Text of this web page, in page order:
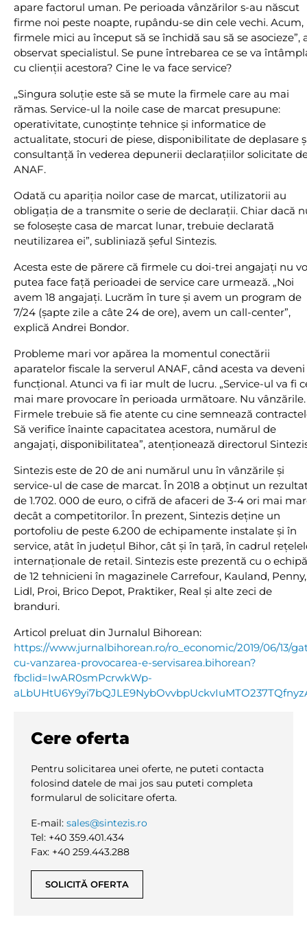
apare factorul uman. Pe perioada vânzărilor s-au născut
firme noi peste noapte, rupându-se din cele vechi. Acum,
firmele mici au început să se închidă sau să se asocieze”,
observat specialistul. Se pune întrebarea ce se va
cu clienţii acestora? Cine le va face service?
„Singura soluţie este să se mute la firmele care au mai
rămas. Service-ul la noile case de marcat presupune:
operativitate, cunoştinţe tehnice şi informatice de
actualitate, stocuri de piese, disponibilitate de deplasare
consultanţă în vederea depunerii declaraţiilor solicitate
ANAF.
Odată cu apariţia noilor case de marcat, utilizatorii au
obligaţia de a transmite o serie de declaraţii. Chiar dacă
se foloseşte casa de marcat lunar, trebuie declarată
neutilizarea ei”, subliniază şeful Sintezis.
Acesta este de părere că firmele cu doi-trei angajaţi nu
putea face faţă perioadei de service care urmează. „Noi
avem 18 angajaţi. Lucrăm în ture şi avem un program de
7/24 (şapte zile a câte 24 de ore), avem un call-center”,
explică Andrei Bondor.
Probleme mari vor apărea la momentul conectării
aparatelor fiscale la serverul ANAF, când acesta va deveni
funcţional. Atunci va fi iar mult de lucru. „Service-ul va fi
mai mare provocare în perioada următoare. Nu vânzările.
Firmele trebuie să fie atente cu cine semnează
Să verifice înainte capacitatea acestora, numărul de
angajaţi, disponibilitatea”, atenţionează directorul
Sintezis este de 20 de ani numărul unu în vânzările și
service-ul de case de marcat. În 2018 a obţinut un
de 1.702. 000 de euro, o cifră de afaceri de 3-4 ori mai
decât a competitorilor. În prezent, Sintezis deţine un
portofoliu de peste 6.200 de echipamente instalate și în
service, atât în judeţul Bihor, cât și în ţară, în cadrul
internaţionale de retail. Sintezis este prezentă cu o echipă
de 12 tehnicieni în magazinele Carrefour, Kauland, Penny,
Lidl, Proi, Brico Depot, Praktiker, Real și alte zeci de
branduri.
Articol preluat din Jurnalul Bihorean:
https://www.jurnalbihorean.ro/ro_economic/2019/06/13/
cu-vanzarea-provocarea-e-servisarea.bihorean?
fbclid=IwAR0smPcrwkWp-
Cere oferta
Pentru solicitarea unei oferte, ne puteti contacta
folosind datele de mai jos sau puteti completa
formularul de solicitare oferta.
E-mail: sales@sintezis.ro
Tel: +40 359.401.434
Fax: +40 259.443.288
SOLICITĂ OFERTA